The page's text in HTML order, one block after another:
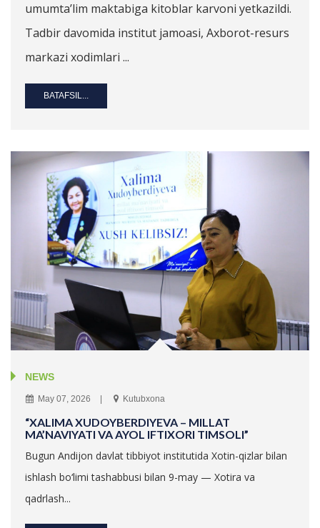
umumta’lim maktabiga kitoblar karvoni yetkazildi.
Tadbir davomida institut jamoasi, Axborot-resurs
markazi xodimlari ...
BATAFSIL...
NEWS
May 07, 2026 Kutubxona
“XALIMA XUDOYBERDIYEVA – MILLAT
MA’NAVIYATI VA AYOL IFTIXORI TIMSOLI”
Bugun Andijon davlat tibbiyot institutida Xotin-qizlar bilan
ishlash bo‘limi tashabbusi bilan 9-may — Xotira va
qadrlash...